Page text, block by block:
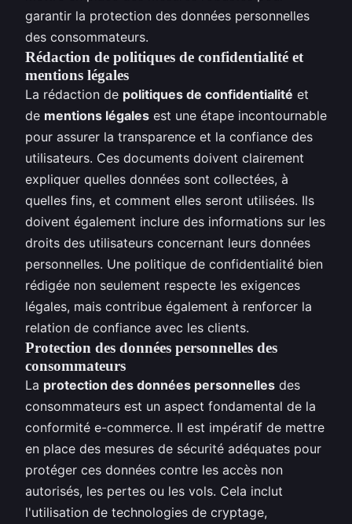
garantir la protection des données personnelles
des consommateurs.
Rédaction de politiques de confidentialité et
mentions légales
La rédaction de politiques de confidentialité et
de mentions légales est une étape incontournable
pour assurer la transparence et la confiance des
utilisateurs. Ces documents doivent clairement
expliquer quelles données sont collectées, à
quelles fins, et comment elles seront utilisées. Ils
doivent également inclure des informations sur les
droits des utilisateurs concernant leurs données
personnelles. Une politique de confidentialité bien
rédigée non seulement respecte les exigences
légales, mais contribue également à renforcer la
relation de confiance avec les clients.
Protection des données personnelles des
consommateurs
La protection des données personnelles des
consommateurs est un aspect fondamental de la
conformité e-commerce. Il est impératif de mettre
en place des mesures de sécurité adéquates pour
protéger ces données contre les accès non
autorisés, les pertes ou les vols. Cela inclut
l'utilisation de technologies de cryptage,